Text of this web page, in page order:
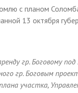
с планом
13 октября
гр. Боговому
гр. Боговым
участка,